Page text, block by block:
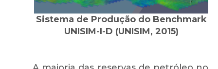
Sistema de Produção do Benchmark
UNISIM-I-D (UNISIM, 2015)